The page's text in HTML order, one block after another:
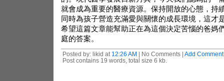
就會成為重要的醫療資源。保持開放的心態，持
同時為孩子營造充滿愛與關懷的成長環境，這才
希望這篇文章能幫助正在為這個決定苦惱的爸媽
庭的答案。
Posted by: likid at 12:26 AM | No Comments | Add Comment
Post contains 19 words, total size 6 kb.